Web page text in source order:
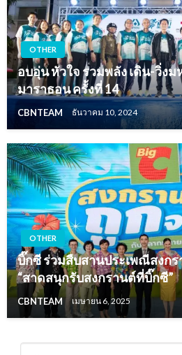
OTHER
อบอุ่น หัวใจ รวมพลัง เดิน-วิ่ง
มาราธอน ครั้งที่ 14
CBNTEAM ธันวาคม 10, 2024
OTHER
บิ๊กซี ร่วมสืบสานประเพณีสงก
“สาดสนุกรับสงกรานต์ที่บิ๊กซี”
CBNTEAM เมษายน 6, 2025